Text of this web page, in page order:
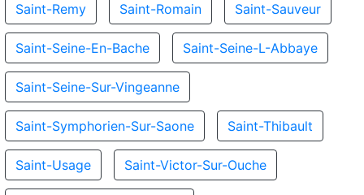
Saint-Remy Saint-Romain Saint-Sauveur
Saint-Seine-En-Bache Saint-Seine-L-Abbaye
Saint-Seine-Sur-Vingeanne
Saint-Symphorien-Sur-Saone Saint-Thibault
Saint-Usage Saint-Victor-Sur-Ouche